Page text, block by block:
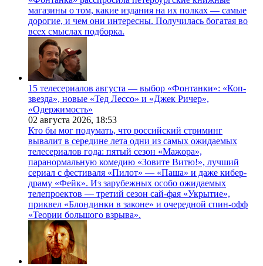
магазины о том, какие издания на их полках — самые
дорогие, и чем они интересны. Получилась богатая во
всех смыслах подборка.
15 телесериалов августа — выбор «Фонтанки»: «Коп-
звезда», новые «Тед Лессо» и «Джек Ричер»,
«Одержимость»
02 августа 2026, 18:53
Кто бы мог подумать, что российский стриминг
вывалит в середине лета одни из самых ожидаемых
телесериалов года: пятый сезон «Мажора»,
паранормальную комедию «Зовите Витю!», лучший
сериал с фестиваля «Пилот» — «Паша» и даже кибер-
драму «Фейк». Из зарубежных особо ожидаемых
телепроектов — третий сезон сай-фая «Укрытие»,
приквел «Блондинки в законе» и очередной спин-офф
«Теории большого взрыва».